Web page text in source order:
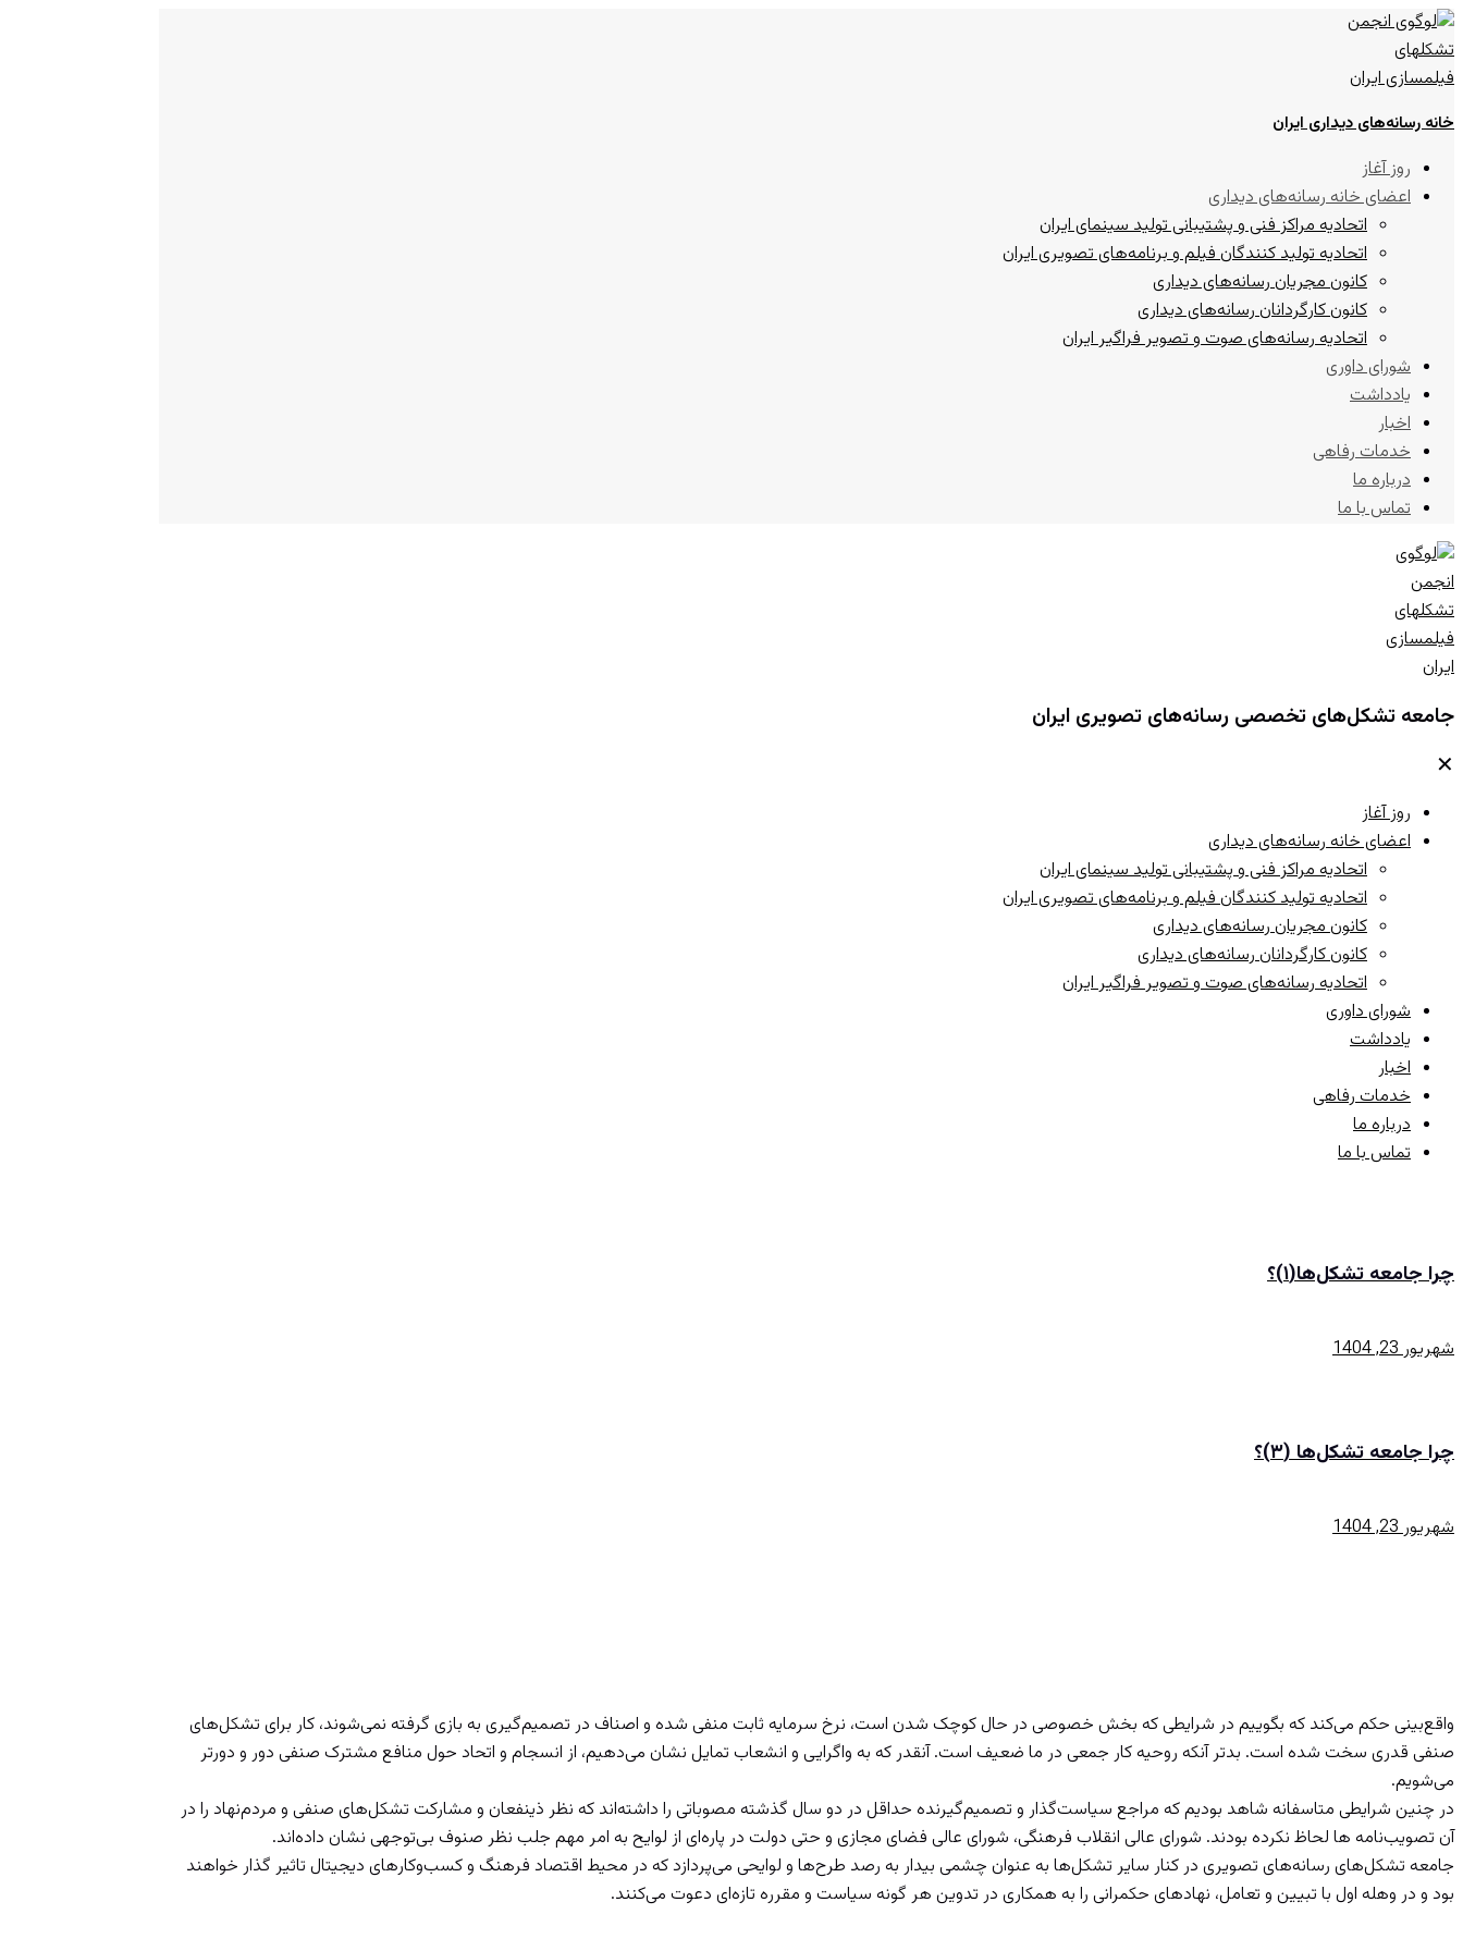
خانه رسانه‌های دیداری ایران
روز آغاز
اعضای خانه رسانه‌های دیداری
اتحادیه مراکز فنی و پشتیبانی تولید سینمای ایران
اتحادیه تولید کنندگان فیلم و برنامه‌های تصویری ایران
کانون مجریان رسانه‌های دیداری
کانون کارگردانان رسانه‌های دیداری
اتحادیه رسانه‌های صوت و تصویر فراگیر ایران
شورای داوری
یادداشت
اخبار
خدمات رفاهی
درباره ما
تماس با ما
جامعه تشکل‌های تخصصی رسانه‌های تصویری ایران
✕
روز آغاز
اعضای خانه رسانه‌های دیداری
اتحادیه مراکز فنی و پشتیبانی تولید سینمای ایران
اتحادیه تولید کنندگان فیلم و برنامه‌های تصویری ایران
کانون مجریان رسانه‌های دیداری
کانون کارگردانان رسانه‌های دیداری
اتحادیه رسانه‌های صوت و تصویر فراگیر ایران
شورای داوری
یادداشت
اخبار
خدمات رفاهی
درباره ما
تماس با ما
چرا جامعه تشکل‌ها(۱)؟
شهریور 23, 1404
چرا جامعه تشکل‌ها (۳)؟
شهریور 23, 1404
واقع‌بینی حکم می‌کند که بگوییم در شرایطی که بخش خصوصی در حال کوچک شدن است، نرخ سرمایه ثابت منفی شده و اصناف در تصمیم‌گیری به بازی گرفته نمی‌شوند، کار برای تشکل‌های
صنفی قدری سخت شده است. بدتر آنکه روحیه کار جمعی در ما ضعیف است. آنقدر که به واگرایی و انشعاب تمایل نشان می‌دهیم، از انسجام و اتحاد حول منافع مشترک صنفی دور و دورتر
می‌شویم.
در چنین شرایطی متاسفانه شاهد بودیم که مراجع سیاست‌گذار و تصمیم‌گیرنده حداقل در دو سال گذشته مصوباتی را داشته‌اند که نظر ذینفعان و مشارکت تشکل‌های صنفی و مردم‌نهاد را در
آن تصویب‌نامه ها لحاظ نکرده بودند. شورای عالی انقلاب فرهنگی، شورای عالی فضای مجازی و حتی دولت در پاره‌ای از لوایح به امر مهم جلب نظر صنوف بی‌توجهی نشان داده‌اند.
جامعه تشکل‌های رسانه‌های تصویری در کنار سایر تشکل‌ها به عنوان چشمی بیدار به رصد طرح‌ها و لوایحی می‌پردازد که در محیط اقتصاد فرهنگ و کسب‌وکارهای دیجیتال تاثیر گذار خواهند
بود و در وهله اول با تبیین و تعامل، نهادهای حکمرانی را به همکاری در تدوین هر گونه سیاست و مقرره تازه‌ای دعوت می‌کنند.